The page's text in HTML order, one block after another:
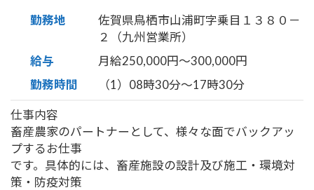
勤務地
佐賀県鳥栖市山浦町字乗目１３８０－
２（九州営業所）
給与
月給250,000円〜300,000円
勤務時間
（1）08時30分〜17時30分
仕事内容
畜産農家のパートナーとして、様々な面でバックアッ
プするお仕事
です。具体的には、畜産施設の設計及び施工・環境対
策・防疫対策